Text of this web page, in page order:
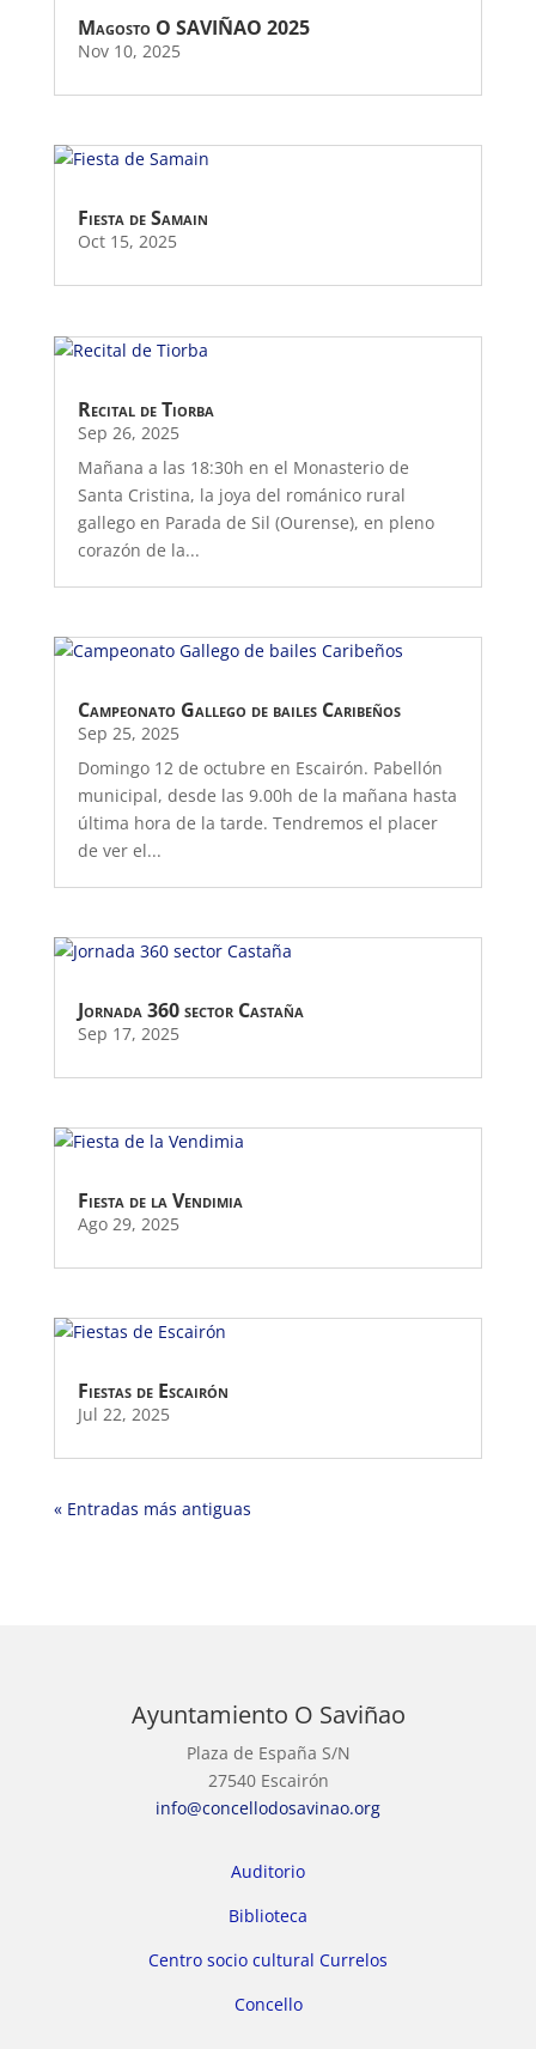
Magosto O SAVIÑAO 2025
Nov 10, 2025
Fiesta de Samain
Oct 15, 2025
Recital de Tiorba
Sep 26, 2025
Mañana a las 18:30h en el Monasterio de
Santa Cristina, la joya del románico rural
gallego en Parada de Sil (Ourense), en pleno
corazón de la...
Campeonato Gallego de bailes Caribeños
Sep 25, 2025
Domingo 12 de octubre en Escairón. Pabellón
municipal, desde las 9.00h de la mañana hasta
última hora de la tarde. Tendremos el placer
de ver el...
Jornada 360 sector Castaña
Sep 17, 2025
Fiesta de la Vendimia
Ago 29, 2025
Fiestas de Escairón
Jul 22, 2025
« Entradas más antiguas
Ayuntamiento O Saviñao
Plaza de España S/N
27540 Escairón
info@concellodosavinao.org
Auditorio
Biblioteca
Centro socio cultural Currelos
Concello